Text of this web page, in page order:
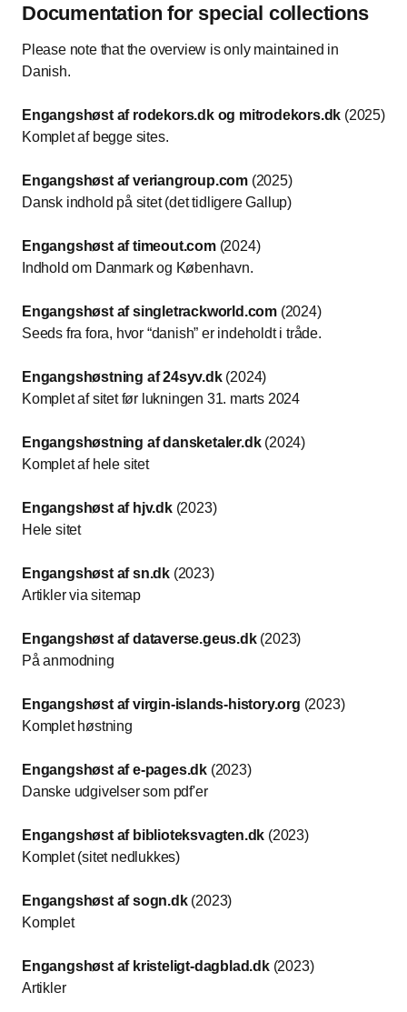
Documentation for special collections
Please note that the overview is only maintained in
Danish.
Engangshøst af rodekors.dk og mitrodekors.dk (2025)
Komplet af begge sites.
Engangshøst af veriangroup.com (2025)
Dansk indhold på sitet (det tidligere Gallup)
Engangshøst af timeout.com(2024)
Indhold om Danmark og København.
Engangshøst af singletrackworld.com (2024)
Seeds fra fora, hvor “danish” er indeholdt i tråde.
Engangshøstning af 24syv.dk(2024)
Komplet af sitet før lukningen 31. marts 2024
Engangshøstning af dansketaler.dk(2024)
Komplet af hele sitet
Engangshøst af hjv.dk (2023)
Hele sitet
Engangshøst af sn.dk (2023)
Artikler via sitemap
Engangshøst af dataverse.geus.dk(2023)
På anmodning
Engangshøst af virgin-islands-history.org (2023)
Komplet høstning
Engangshøst af e-pages.dk (2023)
Danske udgivelser som pdf'er
Engangshøst af biblioteksvagten.dk (2023)
Komplet (sitet nedlukkes)
Engangshøst af sogn.dk (2023)
Komplet
Engangshøst af kristeligt-dagblad.dk(2023)
Artikler